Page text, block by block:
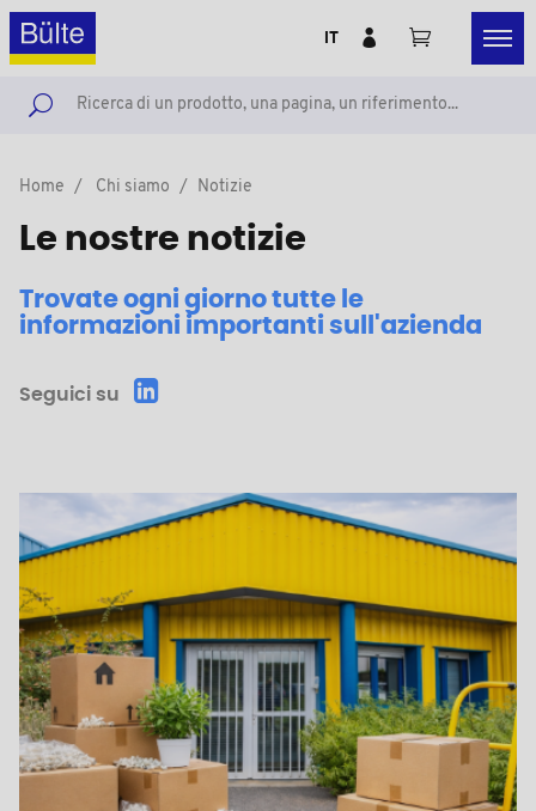
IT
Home Chi siamo Notizie
Le nostre notizie
Trovate ogni giorno tutte le
informazioni importanti sull'azienda
Seguici su